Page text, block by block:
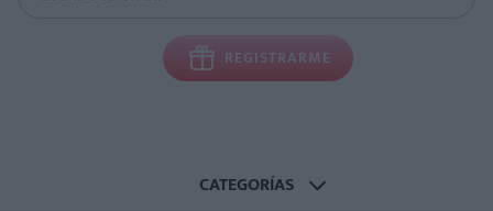
REGISTRARME
CATEGORÍAS